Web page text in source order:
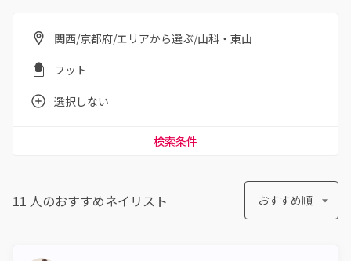
関西/京都府/エリアから選ぶ/山科・東山
フット
選択しない
検索条件
11 人のおすすめネイリスト おすすめ順